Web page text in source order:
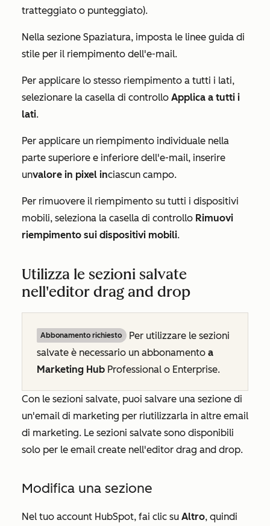
tratteggiato o punteggiato).
Nella sezione Spaziatura, imposta le linee guida di
stile per il riempimento dell'e-mail.
Per applicare lo stesso riempimento a tutti i lati,
selezionare la casella di controllo Applica a tutti i
lati.
Per applicare un riempimento individuale nella
parte superiore e inferiore dell'e-mail, inserire
unvalore in pixel inciascun campo.
Per rimuovere il riempimento su tutti i dispositivi
mobili, seleziona la casella di controllo Rimuovi
riempimento sui dispositivi mobili.
Utilizza le sezioni salvate
nell'editor drag and drop
Abbonamento richiesto
Per utilizzare le sezioni
salvate è necessario un abbonamento a
Marketing Hub Professional o Enterprise.
Con le sezioni salvate, puoi salvare una sezione di
un'email di marketing per riutilizzarla in altre email
di marketing. Le sezioni salvate sono disponibili
solo per le email create nell'editor drag and drop.
Modifica una sezione
Nel tuo account HubSpot, fai clic su Altro, quindi